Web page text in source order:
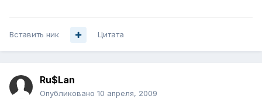
Вставить ник Цитата
Ru$Lan
Опубликовано 10 апреля, 2009